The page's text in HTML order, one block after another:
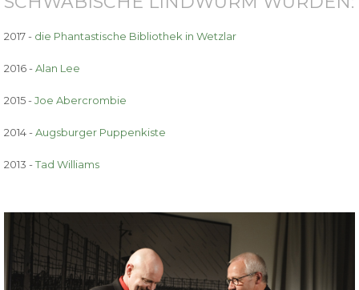
2017 - die Phantastische Bibliothek in Wetzlar
2016 -Alan Lee
2015 -Joe Abercrombie
2014 -Augsburger Puppenkiste
2013 -Tad Williams